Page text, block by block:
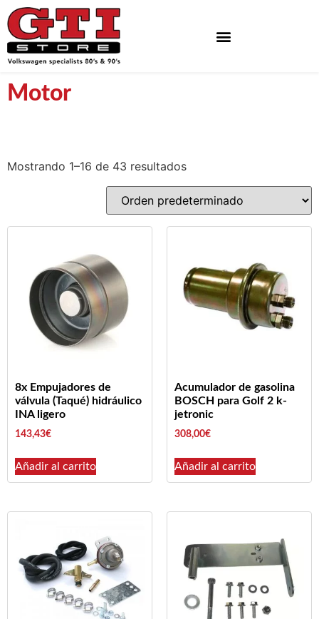
Motor
Mostrando 1–16 de 43 resultados
8x Empujadores de
válvula (Taqué) hidráulico
INA ligero
143,43€
Añadir al carrito
Acumulador de gasolina
BOSCH para Golf 2 k-
jetronic
308,00€
Añadir al carrito